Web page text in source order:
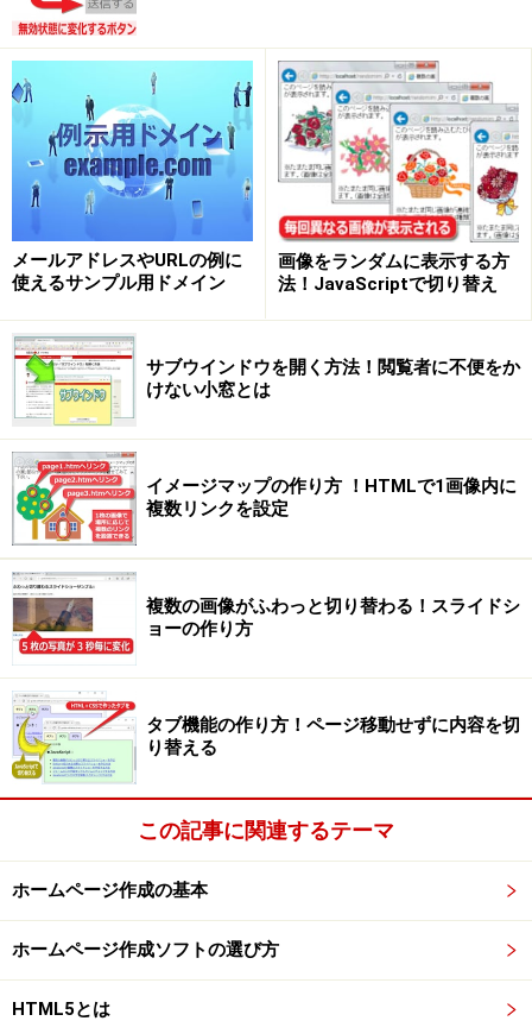
メールアドレスやURLの例に
使えるサンプル用ドメイン
画像をランダムに表示する方
法！JavaScriptで切り替え
サブウインドウを開く方法！閲覧者に不便をか
けない小窓とは
イメージマップの作り方 ！HTMLで1画像内に
複数リンクを設定
複数の画像がふわっと切り替わる！スライドシ
ョーの作り方
タブ機能の作り方！ページ移動せずに内容を切
り替える
この記事に関連するテーマ
ホームページ作成の基本
ホームページ作成ソフトの選び方
HTML5とは